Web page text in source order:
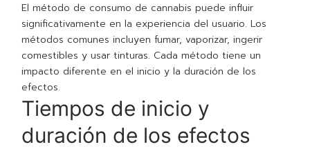
El método de consumo de cannabis puede influir
significativamente en la experiencia del usuario. Los
métodos comunes incluyen fumar, vaporizar, ingerir
comestibles y usar tinturas. Cada método tiene un
impacto diferente en el inicio y la duración de los
efectos.
Tiempos de inicio y
duración de los efectos